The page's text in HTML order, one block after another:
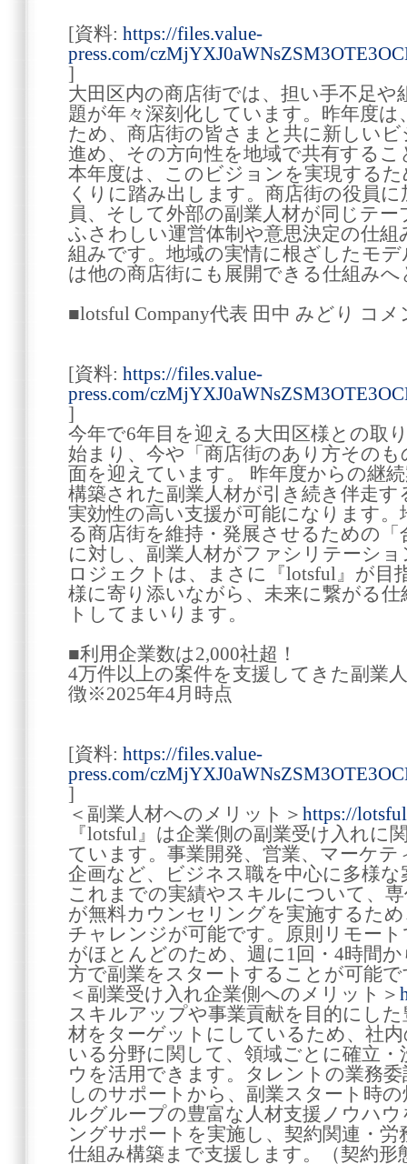
[資料: https://files.value-
press.com/
]
大田区内の商店街では、担い手不足
題が年々深刻化しています。昨年度
ため、商店街の皆さまと共に新しい
進め、その方向性を地域で共有する
本年度は、このビジョンを実現する
くりに踏み出します。商店街の役員
員、そして外部の副業人材が同じテ
ふさわしい運営体制や意思決定の仕
組みです。地域の実情に根ざしたモ
は他の商店街にも展開できる仕組み
■lotsful Company代表 田中 みどり コメ
[資料: https://files.value-
press.com/
]
今年で6年目を迎える大田区様との取
始まり、今や「商店街のあり方その
面を迎えています。 昨年度からの継
構築された副業人材が引き続き伴走
実効性の高い支援が可能になります
る商店街を維持・発展させるための
に対し、副業人材がファシリテーシ
ロジェクトは、まさに『lotsful』が目
様に寄り添いながら、未来に繋がる
トしてまいります。
■利用企業数は2,000社超！
4万件以上の案件を支援してきた副業
徴※2025年4月時点
[資料: https://files.value-
press.com/
]
＜副業人材へのメリット＞ https://
『lotsful』は企業側の副業受け入れに
ています。事業開発、営業、マーケ
企画など、ビジネス職を中心に多様
これまでの実績やスキルについて、
が無料カウンセリングを実施するた
チャレンジが可能です。原則リモー
がほとんどのため、週に1回・4時間
方で副業をスタートすることが可能で
＜副業受け入れ企業側へのメリット＞
スキルアップや事業貢献を目的にし
材をターゲットにしているため、社
いる分野に関して、領域ごとに確立
ウを活用できます。タレントの業務
しのサポートから、副業スタート時
ルグループの豊富な人材支援ノウハ
ングサポートを実施し、契約関連・労
仕組み構築まで支援します。（契約形